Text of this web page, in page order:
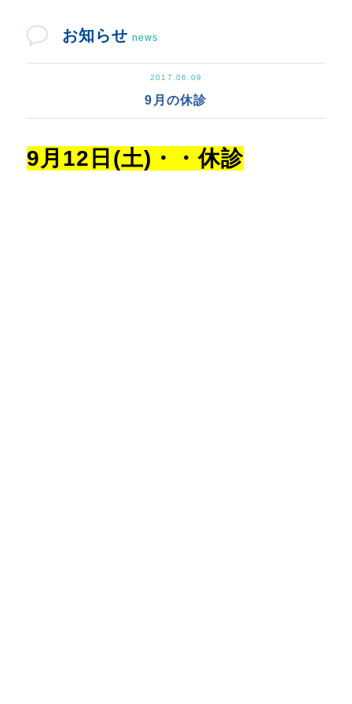
お知らせ news
2017.06.09
9月の休診
9月12日(土)・・休診